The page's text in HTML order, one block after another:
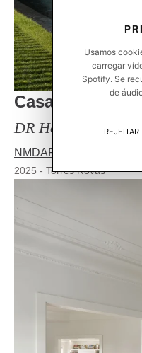
Casa DR
DR House
NMDARQ – Nuno Miguel
2025 - Torres Novas
Usamos
carregar
Spotify. Se
de
REJEITAR